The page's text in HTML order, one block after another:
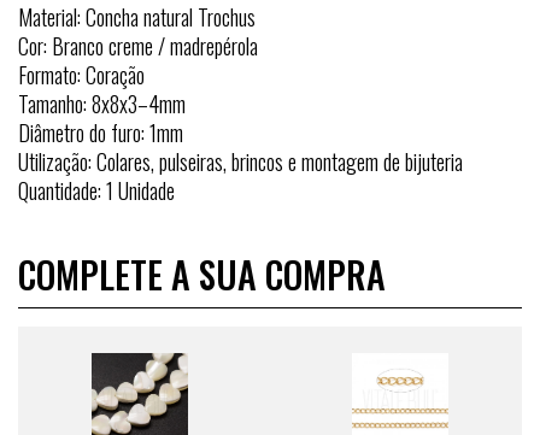
Material: Concha natural Trochus
Cor: Branco creme / madrepérola
Formato: Coração
Tamanho: 8x8x3–4mm
Diâmetro do furo: 1mm
Utilização: Colares, pulseiras, brincos e montagem de bijuteria
Quantidade: 1 Unidade
COMPLETE A SUA COMPRA